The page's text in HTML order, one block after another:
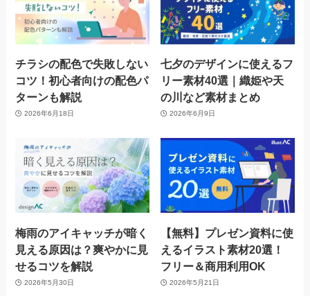
チラシの配色で失敗しない
コツ！初心者向けの配色パ
ターンも解説
2026年6月18日
七夕のデザインに使えるフ
リー素材40選｜織姫や天
の川など素材まとめ
2026年6月9日
梅雨のアイキャッチが暗く
見える原因は？爽やかに見
せるコツを解説
2026年5月30日
【無料】プレゼン資料に使
えるイラスト素材20選！
フリー＆商用利用OK
2026年5月21日